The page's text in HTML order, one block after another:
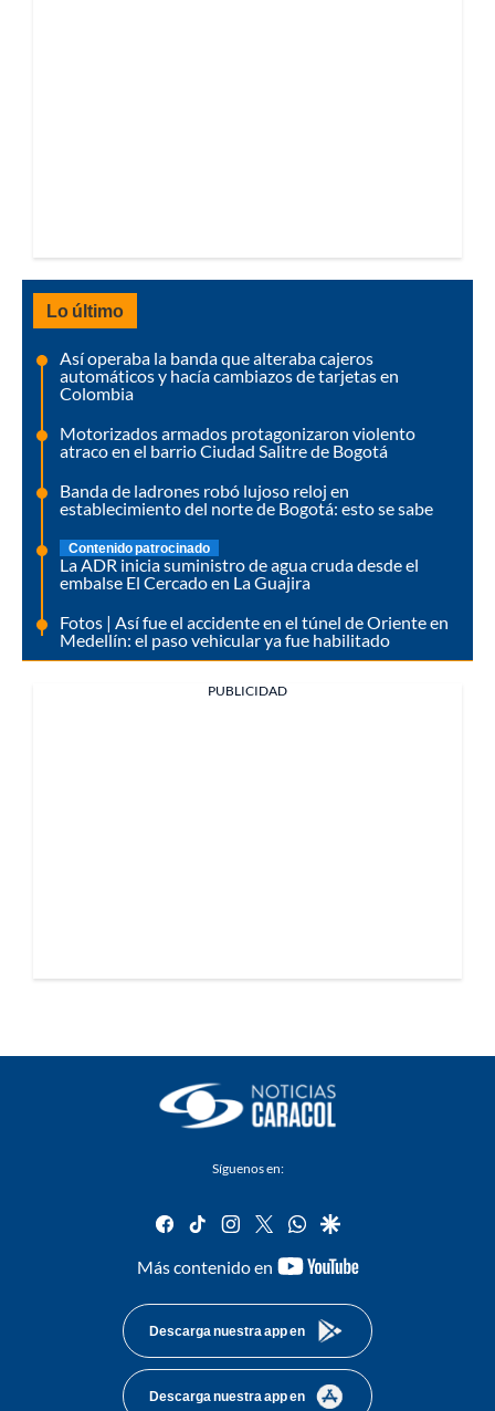
Lo último
Así operaba la banda que alteraba cajeros
automáticos y hacía cambiazos de tarjetas en
Colombia
Motorizados armados protagonizaron violento
atraco en el barrio Ciudad Salitre de Bogotá
Banda de ladrones robó lujoso reloj en
establecimiento del norte de Bogotá: esto se sabe
Contenido patrocinado
La ADR inicia suministro de agua cruda desde el
embalse El Cercado en La Guajira
Fotos | Así fue el accidente en el túnel de Oriente en
Medellín: el paso vehicular ya fue habilitado
PUBLICIDAD
Síguenos en:
facebook
tiktok instagram
twitterwhatsapp
google
Más contenido en
youtube-
Descarga nuestra app en
Descarga nuestra app en